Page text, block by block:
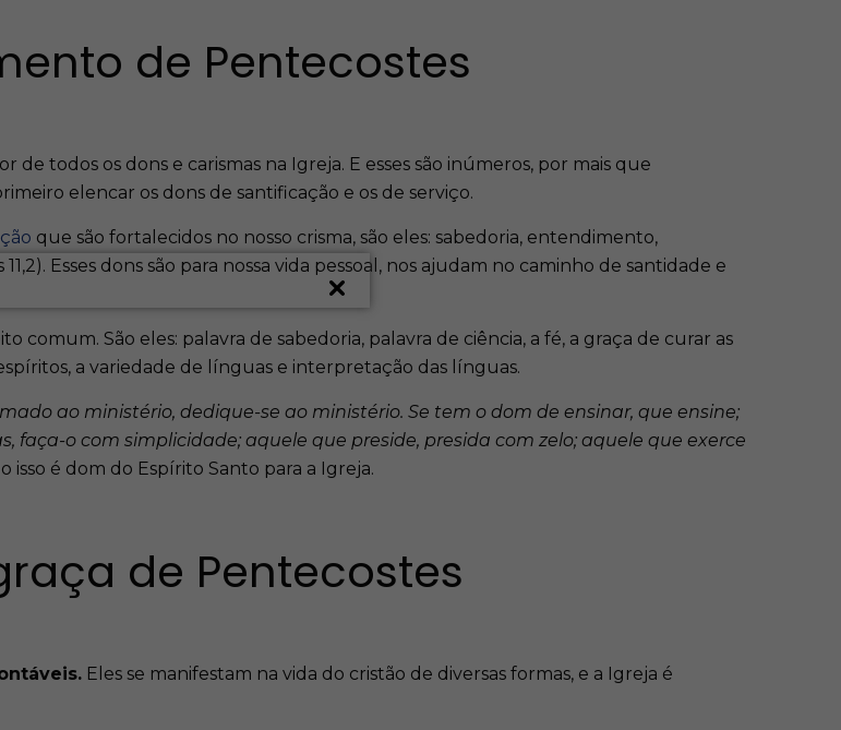
de Pentecostes
de todos os dons e carismas na Igreja. E esses são inúmeros, por mais que
elencar os dons de santificação e os de serviço.
que são fortalecidos no nosso crisma, são eles: sabedoria, entendimento,
Esses dons são para nossa vida pessoal, nos ajudam no caminho de santidade e
comum. São eles: palavra de sabedoria, palavra de ciência, a fé, a graça de curar as
a variedade de línguas e interpretação das línguas.
ao ministério, dedique-se ao ministério. Se tem o dom de ensinar, que ensine;
faça-o com simplicidade; aquele que preside, presida com zelo; aquele que exerce
isso é dom do Espírito Santo para a Igreja.
de Pentecostes
Eles se manifestam na vida do cristão de diversas formas, e a Igreja é